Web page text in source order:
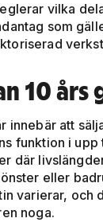
vilka
som
10 års
innebär att
funktion i
där
eller
varierar, och
noga.